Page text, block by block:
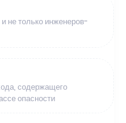
не только инженеров-
содержащего
опасности